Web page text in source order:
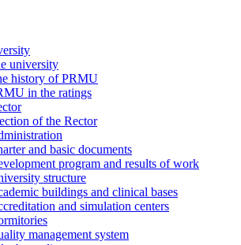
university
history of PRMU
in the ratings
of the Rector
and basic documents
program and results of work
structure
buildings and clinical bases
and simulation centers
management system